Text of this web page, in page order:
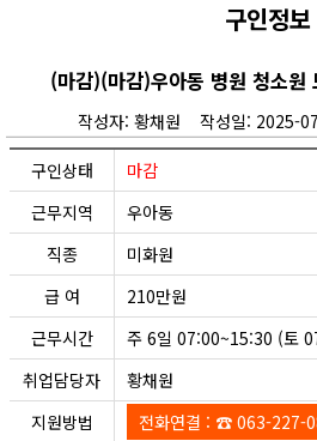
구인정보
(마감)(마감)우아동 병원 청소
작성자: 황채원 작성일: 2025-
구인상태
마감
근무지역
우아동
직종
미화원
급 여
210만원
근무시간
주 6일 07:00~15:30 (토
취업담당자
황채원
지원방법
전화연결 : ☎ 063-227-